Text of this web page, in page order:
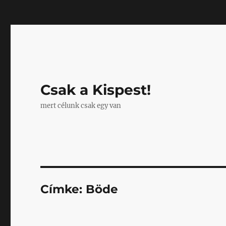
Csak a Kispest!
mert célunk csak egy van
Címke: Böde